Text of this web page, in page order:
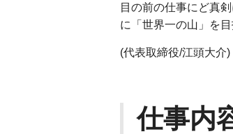
目の前の仕事にど真
に「世界一の山」を
(代表取締役/江頭大介)
仕事内